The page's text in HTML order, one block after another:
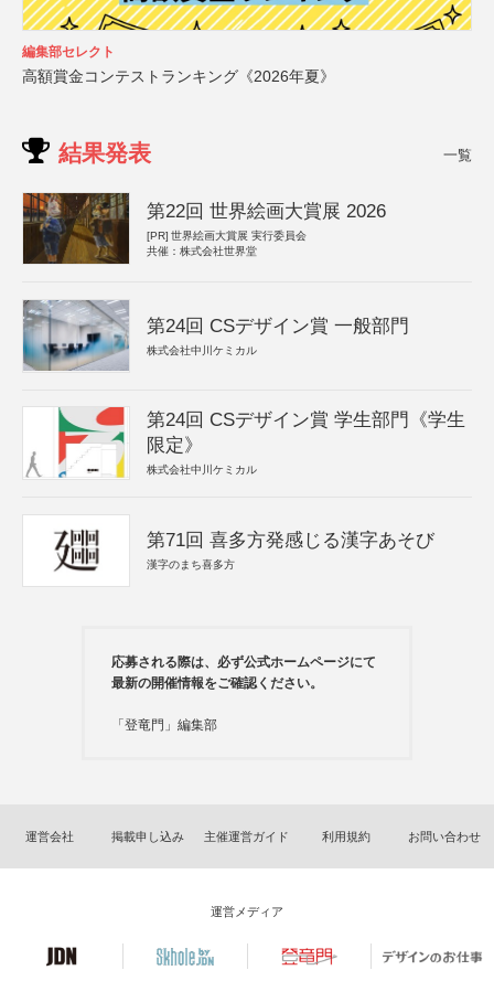
編集部セレクト
高額賞金コンテストランキング《2026年夏》
結果発表 一覧
第22回 世界絵画大賞展 2026
[PR] 世界絵画大賞展 実行委員会
共催：株式会社世界堂
第24回 CSデザイン賞 一般部門
株式会社中川ケミカル
第24回 CSデザイン賞 学生部門《学生
限定》
株式会社中川ケミカル
第71回 喜多方発感じる漢字あそび
漢字のまち喜多方
応募される際は、必ず公式ホームページにて
最新の開催情報をご確認ください。
「登竜門」編集部
運営会社 掲載申し込み 主催運営ガイド 利用規約 お問い合わせ
運営メディア